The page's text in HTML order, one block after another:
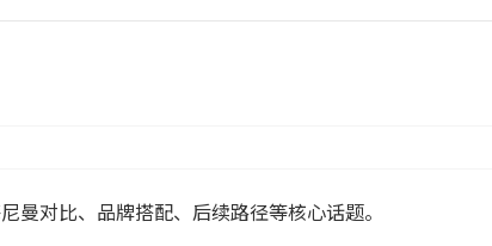
曼对比、品牌搭配、后续路径等核心话题。